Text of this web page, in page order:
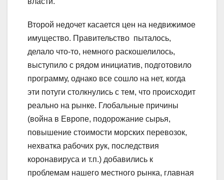
Второй недочет касается цен на недвижимое
имущество. Правительство пыталось,
делало что-то, немного раскошелилось,
выступило с рядом инициатив, подготовило
программу, однако все сошло на нет, когда
эти потуги столкнулись с тем, что происходит
реально на рынке. Глобальные причины
(война в Европе, подорожание сырья,
повышение стоимости морских перевозок,
нехватка рабочих рук, последствия
коронавируса и т.п.) добавились к
проблемам нашего местного рынка, главная